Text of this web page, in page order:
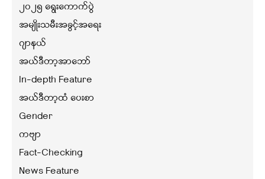
၂၀၂၅ ရွေးကောက်ပွဲ
အမျိုးသမီးအခွင့်အရေး
ဂျာနယ်
အယ်ဒီတာ့အာဘော်
In-depth Feature
အယ်ဒီတာ့ထံ ပေးစာ
Gender
ကဗျာ
Fact-Checking
News Feature